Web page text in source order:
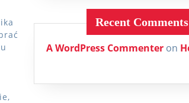
Recent Comments
A WordPress Commenter on